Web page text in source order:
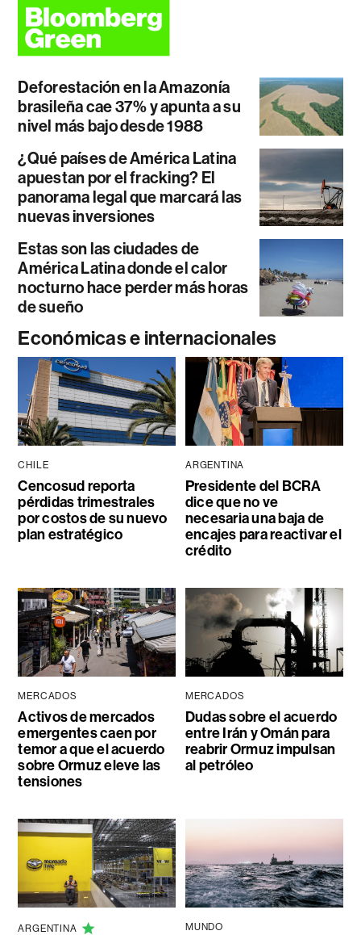
Deforestación en la Amazonía
brasileña cae 37% y apunta a su
nivel más bajo desde 1988
¿Qué países de América Latina
apuestan por el fracking? El
panorama legal que marcará las
nuevas inversiones
Estas son las ciudades de
América Latina donde el calor
nocturno hace perder más horas
de sueño
Económicas e internacionales
CHILE
Cencosud reporta
pérdidas trimestrales
por costos de su nuevo
plan estratégico
ARGENTINA
Presidente del BCRA
dice que no ve
necesaria una baja de
encajes para reactivar el
crédito
MERCADOS
Activos de mercados
emergentes caen por
temor a que el acuerdo
sobre Ormuz eleve las
tensiones
MERCADOS
Dudas sobre el acuerdo
entre Irán y Omán para
reabrir Ormuz impulsan
al petróleo
ARGENTINA MUNDO